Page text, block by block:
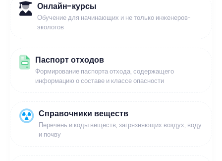
Онлайн-курсы
Обучение для начинающих и не только инженеров-
экологов
Паспорт отходов
Формирование паспорта отхода, содержащего
информацию о составе и классе опасности
Справочники веществ
Перечень и коды веществ, загрязняющих воздух, воду
и почву